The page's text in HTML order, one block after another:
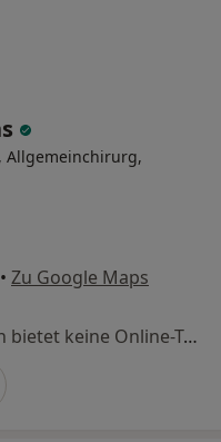
Allgemeinchirurg,
• Zu Google Maps
Dieser Arzt bzw. diese Ärztin bietet keine Online-Terminbuchung an diesem Standort an.